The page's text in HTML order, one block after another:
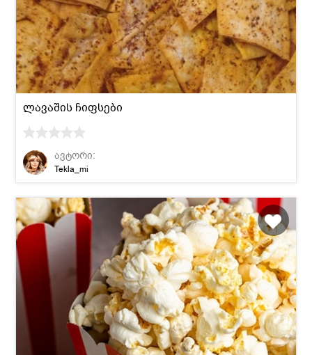
ლავაშის ჩიფსები
ავტორი:
Tekla_mi